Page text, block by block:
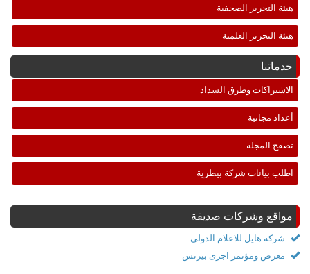
هيئة التحرير الصحفية
هيئة التحرير العلمية
خدماتنا
الاشتراكات وطرق السداد
أعداد مجانية
تصفح المجلة
اطلب بيانات شركة بيطرية
مواقع وشركات صديقة
شركة هايل للاعلام الدولى
معرض ومؤتمر اجرى بيزنس